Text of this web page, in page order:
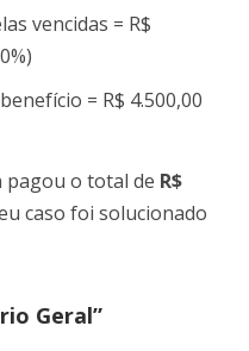
vencidas = R$
= R$ 4.500,00
pagou o total de R$
caso foi solucionado
Geral”